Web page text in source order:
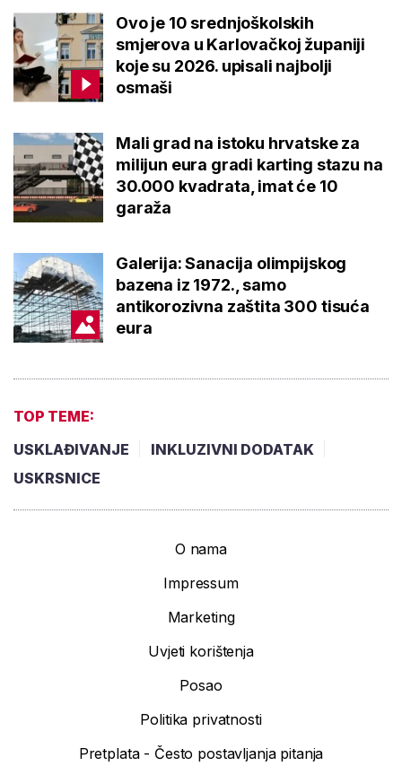
Ovo je 10 srednjoškolskih
smjerova u Karlovačkoj županiji
koje su 2026. upisali najbolji
osmaši
Mali grad na istoku hrvatske za
milijun eura gradi karting stazu na
30.000 kvadrata, imat će 10
garaža
Galerija: Sanacija olimpijskog
bazena iz 1972., samo
antikorozivna zaštita 300 tisuća
eura
TOP TEME:
USKLAĐIVANJE
INKLUZIVNI DODATAK
USKRSNICE
O nama
Impressum
Marketing
Uvjeti korištenja
Posao
Politika privatnosti
Pretplata - Često postavljanja pitanja